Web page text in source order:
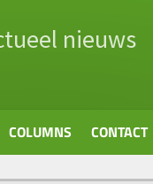
nieuws
COLUMNS CONTACT